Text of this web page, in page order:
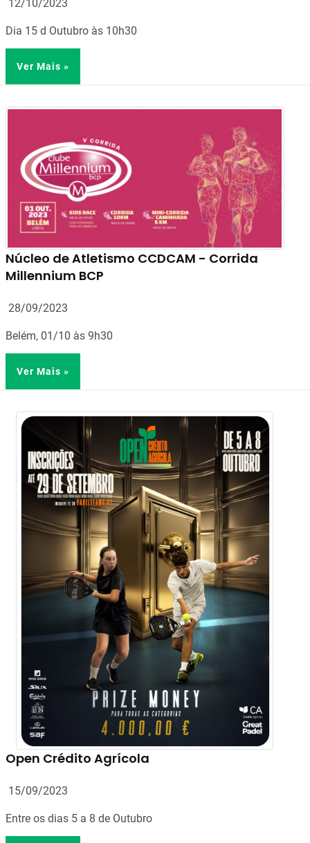
12/10/2023
Dia 15 d Outubro às 10h30
Ver Mais »
Núcleo de Atletismo CCDCAM - Corrida
Millennium BCP
28/09/2023
Belém, 01/10 às 9h30
Ver Mais »
Open Crédito Agrícola
15/09/2023
Entre os dias 5 a 8 de Outubro